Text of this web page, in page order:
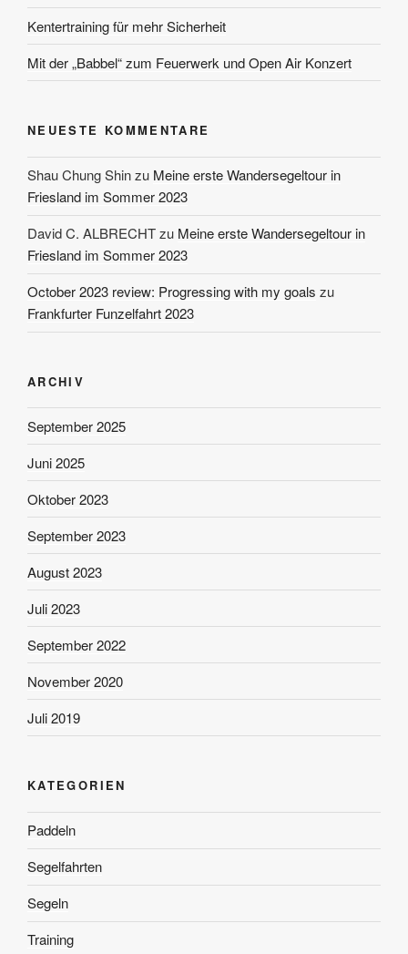
Kentertraining für mehr Sicherheit
Mit der „Babbel“ zum Feuerwerk und Open Air Konzert
NEUESTE KOMMENTARE
Shau Chung Shinzu Meine erste Wandersegeltour in
Friesland im Sommer 2023
David C. ALBRECHTzu Meine erste Wandersegeltour in
Friesland im Sommer 2023
October 2023 review: Progressing with my goals zu
Frankfurter Funzelfahrt 2023
ARCHIV
September 2025
Juni 2025
Oktober 2023
September 2023
August 2023
Juli 2023
September 2022
November 2020
Juli 2019
KATEGORIEN
Paddeln
Segelfahrten
Segeln
Training